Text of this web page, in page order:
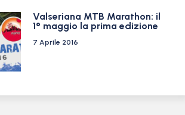
Valseriana MTB Marathon: il
1° maggio la prima edizione
7 Aprile 2016